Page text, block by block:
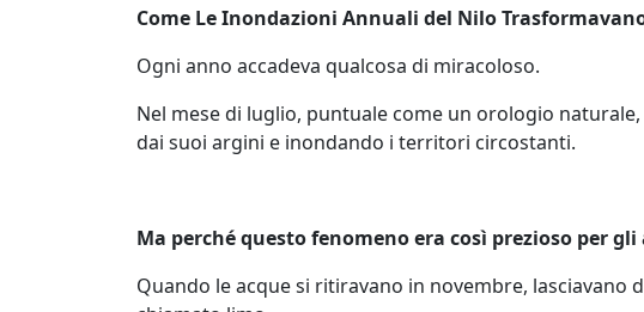
Come Le Inondazioni Annuali del Nilo
Ogni anno accadeva qualcosa di miracoloso.
Nel mese di luglio, puntuale come un orologio
dai suoi argini e inondando i territori circostanti.
Ma perché questo fenomeno era così prezioso per
Quando le acque si ritiravano in novembre,